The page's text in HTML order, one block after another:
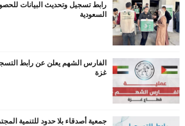
رابط تسجيل وتحديث البيانات
السعودية
الفارس الشهم يعلن عن رابط
غزة
جمعية أصدقاء بلا حدود للتنمية